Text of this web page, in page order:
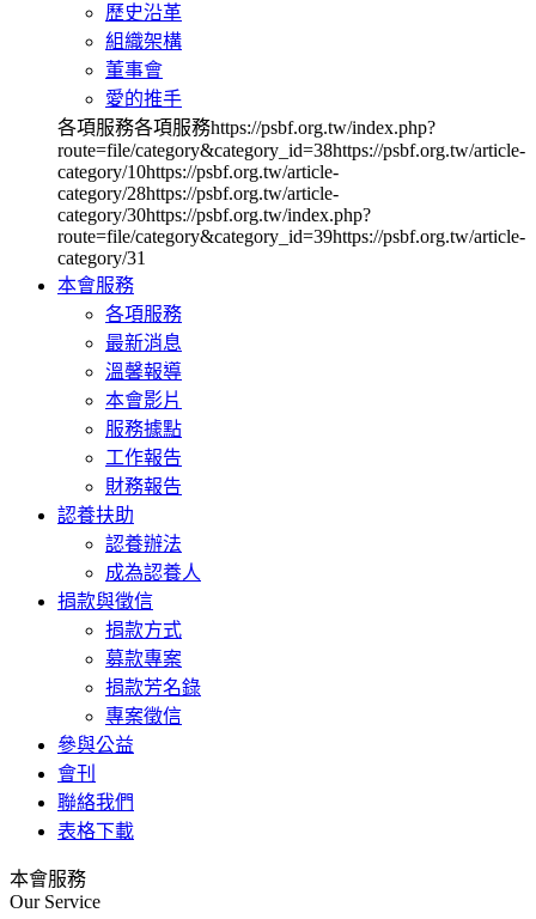
歷史沿革
組織架構
董事會
愛的推手
各項服務各項服務https://psbf.org.tw/index.php?
route=file/category&category_id=38https://psbf.org.tw/article-
category/10https://psbf.org.tw/article-
category/28https://psbf.org.tw/article-
category/30https://psbf.org.tw/index.php?
route=file/category&category_id=39https://psbf.org.tw/article-
category/31
本會服務
各項服務
最新消息
溫馨報導
本會影片
服務據點
工作報告
財務報告
認養扶助
認養辦法
成為認養人
捐款與徵信
捐款方式
募款專案
捐款芳名錄
專案徵信
參與公益
會刊
聯絡我們
表格下載
本會服務
Our Service